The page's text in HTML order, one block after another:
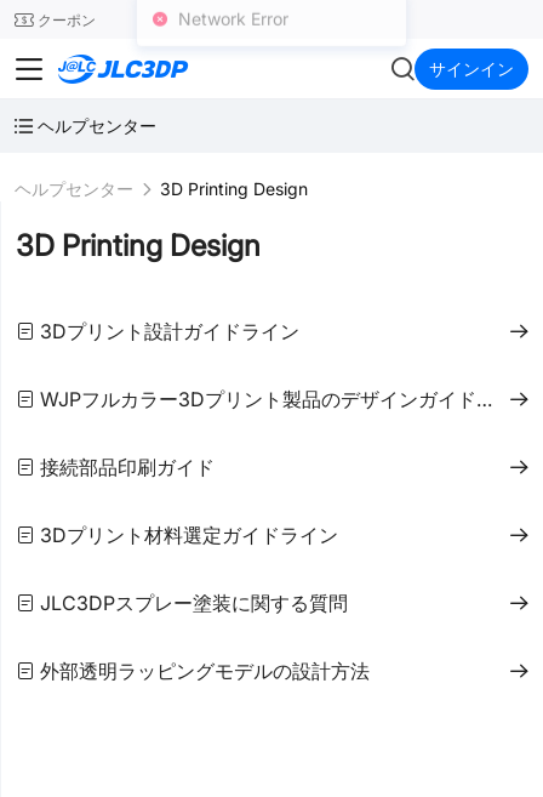
24SMT クーポン
JLC3DP サインイン
ヘルプセンター
ヘルプセンター 3D Printing Design
3D Printing Design
3Dプリント設計ガイドライン
WJPフルカラー3Dプリント製品のデザインガイドライン
接続部品印刷ガイド
3Dプリント材料選定ガイドライン
JLC3DPスプレー塗装に関する質問
外部透明ラッピングモデルの設計方法